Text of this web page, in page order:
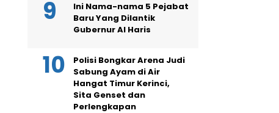
Ini Nama-nama 5 Pejabat
Baru Yang Dilantik
Gubernur Al Haris
Polisi Bongkar Arena Judi
Sabung Ayam di Air
Hangat Timur Kerinci,
Sita Genset dan
Perlengkapan